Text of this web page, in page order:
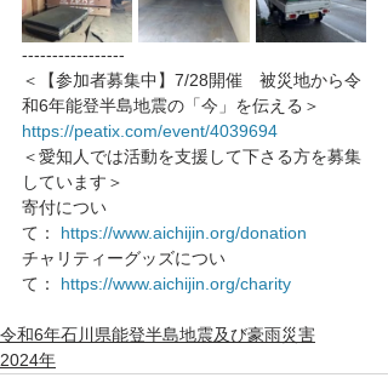
-----------------
＜【参加者募集中】7/28開催　被災地から令
和6年能登半島地震の「今」を伝える＞
https://peatix.com/event/4039694
＜愛知人では活動を支援して下さる方を募集
しています＞
寄付につい
て： https://www.aichijin.org/donation
チャリティーグッズについ
て： https://www.aichijin.org/charity
令和6年石川県能登半島地震及び豪雨災害
2024年